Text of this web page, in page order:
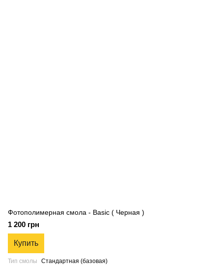
Фотополимерная смола - Basic ( Черная )
1 200 грн
Купить
Тип смолы
Стандартная (базовая)